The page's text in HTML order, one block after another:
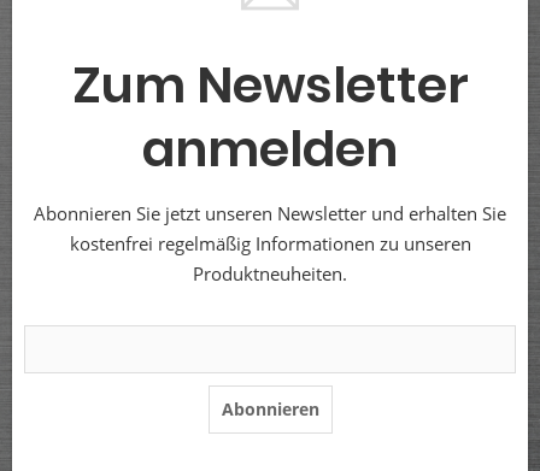
Zum Newsletter
anmelden
Abonnieren Sie jetzt unseren Newsletter und erhalten Sie
kostenfrei regelmäßig Informationen zu unseren
Produktneuheiten.
Abonnieren